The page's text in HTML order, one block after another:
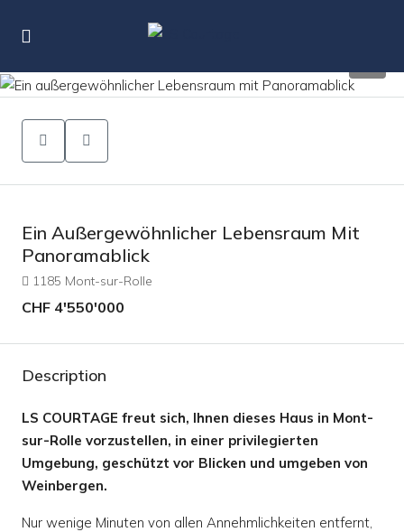
Ein Außergewöhnlicher Lebensraum Mit
Panoramablick
1185 Mont-sur-Rolle
CHF 4'550'000
Description
LS COURTAGE freut sich, Ihnen dieses Haus in Mont-
sur-Rolle vorzustellen, in einer privilegierten
Umgebung, geschützt vor Blicken und umgeben von
Weinbergen.
Nur wenige Minuten von allen Annehmlichkeiten entfernt,